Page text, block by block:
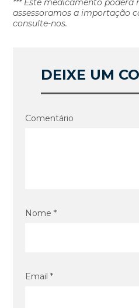
*** Este medicamento poderá
assessoramos a importação
consulte-nos.
DEIXE UM
Comentário
Nome *
Email *